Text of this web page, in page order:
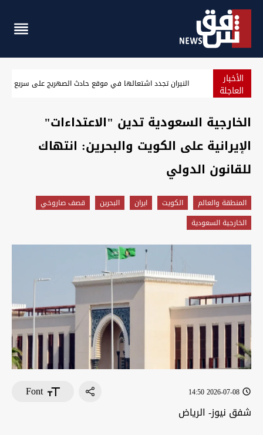
الأخبار
العاجلة ضحايا بنزاع وغرق ودهس واحتكاك مع متظاهرين بحوادث
الخارجية السعودية تدين "الاعتداءات"
الإيرانية على الكويت والبحرين: انتهاك
للقانون الدولي
المنطقة والعالم الكويت ايران البحرين
قصف صاروخي
الخارجية السعودية
2026-07-08 14:50
Font
شفق نيوز- الرياض